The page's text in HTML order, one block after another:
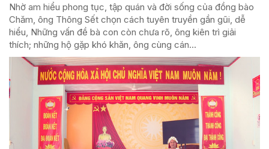
Nhờ am hiểu phong tục, tập quán và đời sống của đồng bào
Chăm, ông Thông Sết chọn cách tuyên truyền gần gũi, dễ
hiểu, Những vấn đề bà con còn chưa rõ, ông kiên trì giải
thích; những hộ gặp khó khăn, ông cùng cán...